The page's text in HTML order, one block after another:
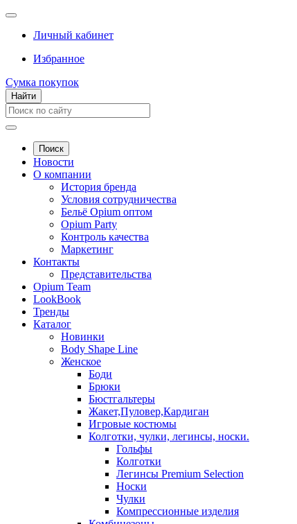
Личный кабинет
Избранное
Сумка покупок
Найти
Поиск
Новости
О компании
История бренда
Условия сотрудничества
Бельё Opium оптом
Opium Party
Контроль качества
Маркетинг
Контакты
Представительства
Opium Team
LookBook
Тренды
Каталог
Новинки
Body Shape Line
Женское
Боди
Брюки
Бюстгальтеры
Жакет,Пуловер,Кардиган
Игровые костюмы
Колготки, чулки, легинсы, носки.
Гольфы
Колготки
Легинсы Premium Selection
Носки
Чулки
Компрессионные изделия